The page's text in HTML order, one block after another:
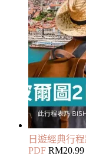
日遊經典行
PDF RM20.99